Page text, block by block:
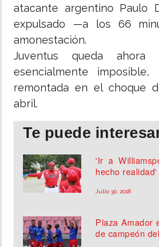
atacante argentino Paulo
expulsado —a los 66
amonestación.
Juventus queda
esencialmente
remontada en el choque
abril.
Te puede
'Ir a
hecho realidad'
Julio 30, 2018
Plaza Amador
de campeón